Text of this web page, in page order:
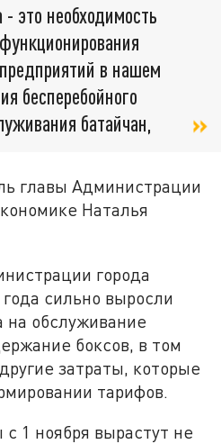
это необходимость
в нашем
бесперебойного
батайчан,
главы Администрации
Наталья
города
сильно выросли
на обслуживание
боксов, в том
затраты, которые
тарифов.
1 ноября вырастут не